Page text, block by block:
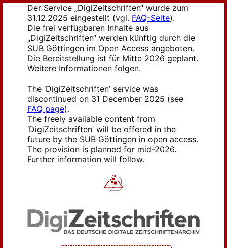
Der Service „DigiZeitschriften“ wurde zum
31.12.2025 eingestellt (vgl. FAQ-Seite).
Die frei verfügbaren Inhalte aus
„DigiZeitschriften“ werden künftig durch die
SUB Göttingen im Open Access angeboten.
Die Bereitstellung ist für Mitte 2026 geplant.
Weitere Informationen folgen.
The ‘DigiZeitschriften’ service was
discontinued on 31 December 2025 (see
FAQ page).
The freely available content from
‘DigiZeitschriften’ will be offered in the
future by the SUB Göttingen in open access.
The provision is planned for mid-2026.
Further information will follow.